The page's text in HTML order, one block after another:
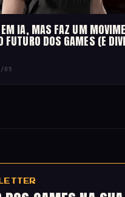
IA, MAS FAZ UM
FUTURO DOS GAMES (E
05